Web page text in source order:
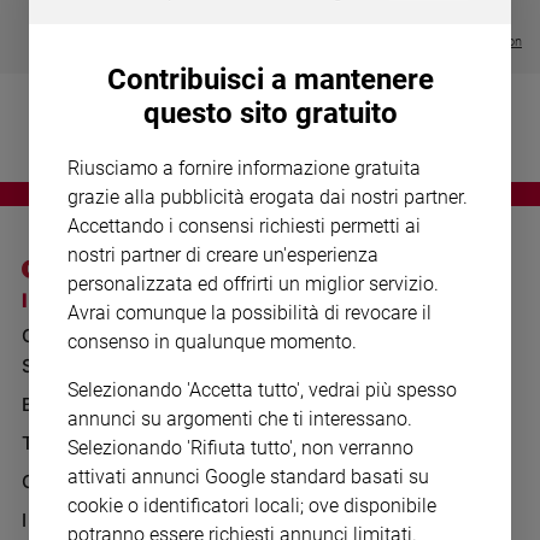
Devozione
fede
giorno
Santo
del
Società
e
valori
Visualizza tutte le collection
I SITI SAN PAOLO
GRUPPO EDITORIALE
SAN PAOLO
BENESSERE
TELENOVA
GAZZETTA D'ALBA
IL GIORNALINO
NOTE LEGALI
PRIVACY POLICY
WHISTLEBLOWING
SOCIAL
Contribuisci a mantenere
questo sito gratuito
Riusciamo a fornire informazione gratuita
grazie alla pubblicità erogata dai nostri partner.
Accettando i consensi richiesti permetti ai
nostri partner di creare un'esperienza
personalizzata ed offrirti un miglior servizio.
Avrai comunque la possibilità di revocare il
consenso in qualunque momento.
Selezionando 'Accetta tutto', vedrai più spesso
annunci su argomenti che ti interessano.
Selezionando 'Rifiuta tutto', non verranno
attivati annunci Google standard basati su
cookie o identificatori locali; ove disponibile
potranno essere richiesti annunci limitati.